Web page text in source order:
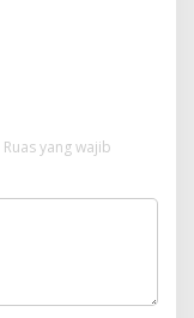
Ruas yang wajib